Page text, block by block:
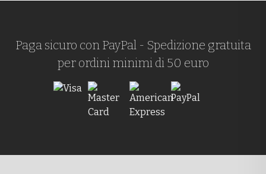
Paga sicuro con PayPal - Spedizione gratuita
per ordini minimi di 50 euro